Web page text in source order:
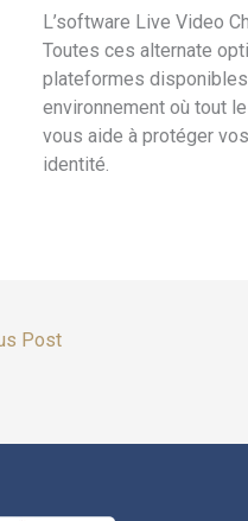
L’software Live Video
Toutes ces alternate
plateformes
environnement où tout
vous aide à protéger
identité.
Post